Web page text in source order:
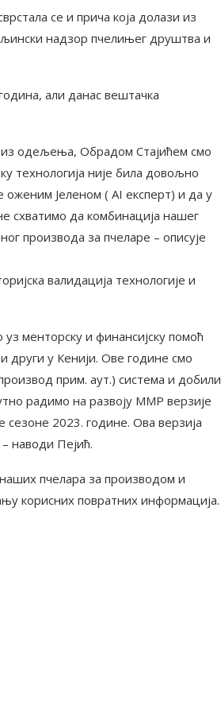
се и прича која долази из
надзор пчелињег друштва и
али данас вештачка
одељења, Обрадом Стајићем смо
технологија није била довољно
оженим Јеленом ( AI експерт) и да у
схватимо да комбинација нашег
производа за пчеларе – описује
валидација технологије и
менторску и финансијску помоћ
други у Кенији. Ове године смо
прим. аут.) система и добили
радимо на развоју MMP верзије
сезоне 2023. године. Ова верзија
наводи Пејић.
пчелара за производом и
корисних повратних информација.